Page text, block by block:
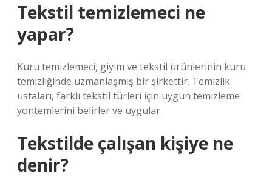
Tekstil temizlemeci ne
yapar?
Kuru temizlemeci, giyim ve tekstil ürünlerinin kuru
temizliğinde uzmanlaşmış bir şirkettir. Temizlik
ustaları, farklı tekstil türleri için uygun temizleme
yöntemlerini belirler ve uygular.
Tekstilde çalışan kişiye ne
denir?